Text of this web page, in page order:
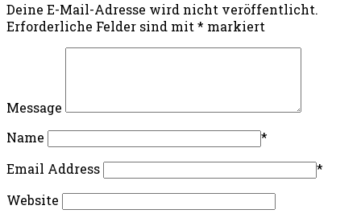
Deine E-Mail-Adresse wird nicht veröffentlicht.
Erforderliche Felder sind mit* markiert
Message
Name
*
Email Address
*
Website